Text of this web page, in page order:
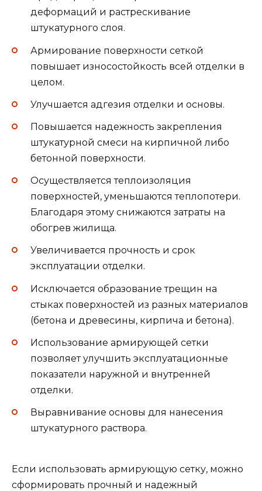
деформаций и растрескивание
штукатурного слоя.
Армирование поверхности сеткой
повышает износостойкость всей отделки в
целом.
Улучшается адгезия отделки и основы.
Повышается надежность закрепления
штукатурной смеси на кирпичной либо
бетонной поверхности.
Осуществляется теплоизоляция
поверхностей, уменьшаются теплопотери.
Благодаря этому снижаются затраты на
обогрев жилища.
Увеличивается прочность и срок
эксплуатации отделки.
Исключается образование трещин на
стыках поверхностей из разных материалов
(бетона и древесины, кирпича и бетона).
Использование армирующей сетки
позволяет улучшить эксплуатационные
показатели наружной и внутренней
отделки.
Выравнивание основы для нанесения
штукатурного раствора.
Если использовать армирующую сетку, можно
сформировать прочный и надежный